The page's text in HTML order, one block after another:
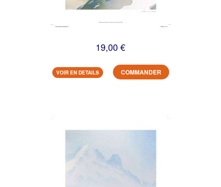
19,00 €
VOIR EN DETAILS COMMANDER